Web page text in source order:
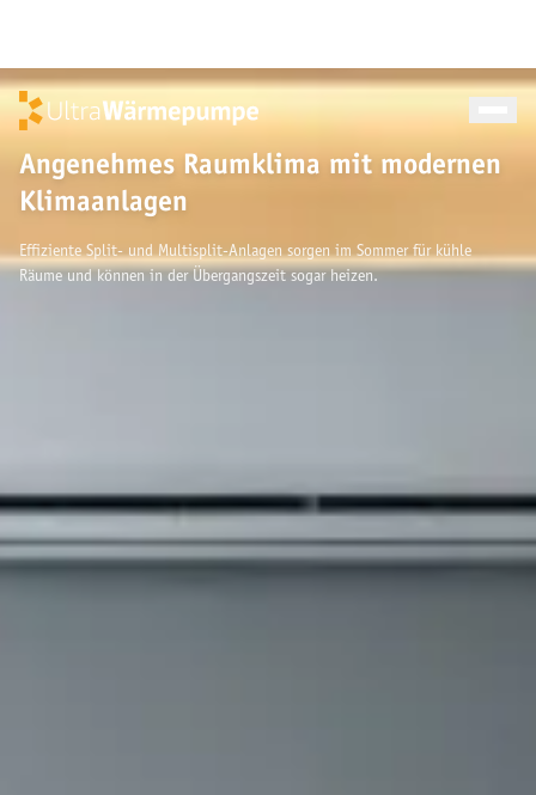
Wärmepumpen
Beratung
Ablauf
Sanitär
Standorte
Angenehmes Raumklima mit modernen
Klimaanlagen
Effiziente Split- und Multisplit-Anlagen sorgen im Sommer für kühle
Räume und können in der Übergangszeit sogar heizen.